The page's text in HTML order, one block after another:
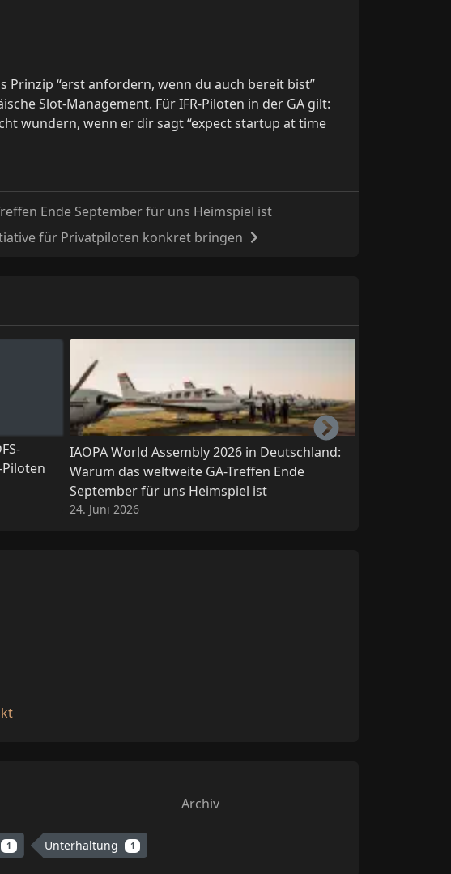
Prinzip “erst anfordern, wenn du auch bereit bist”
Slot-Management. Für IFR-Piloten in der GA gilt:
wundern, wenn er dir sagt “expect startup at time
Ende September für uns Heimspiel ist
für Privatpiloten konkret bringen
IAOPA World Assembly 2026 in Deutschland:
Warum das weltweite GA-Treffen Ende
September für uns Heimspiel ist
24. Juni 2026
Right
Archiv
1 Unterhaltung 1